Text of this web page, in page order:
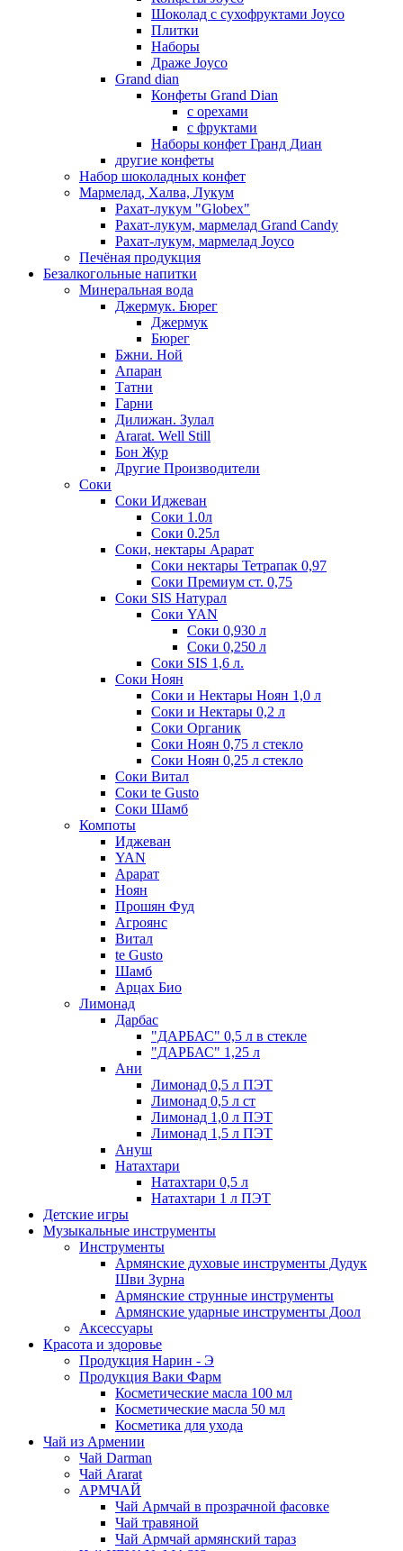
Шоколад с сухофруктами Joyco
Плитки
Наборы
Драже Joyco
Grand dian
Конфеты Grand Dian
с орехами
с фруктами
Наборы конфет Гранд Диан
другие конфеты
Набор шоколадных конфет
Мармелад, Халва, Лукум
Рахат-лукум "Globex"
Рахат-лукум, мармелад Grand Candy
Рахат-лукум, мармелад Joyco
Печёная продукция
Безалкогольные напитки
Минеральная вода
Джермук. Бюрег
Джермук
Бюрег
Бжни. Ной
Апаран
Татни
Гарни
Дилижан. Зулал
Ararat. Well Still
Бон Жур
Другие Производители
Соки
Соки Иджеван
Соки 1.0л
Соки 0.25л
Соки, нектары Арарат
Соки нектары Тетрапак 0,97
Соки Премиум ст. 0,75
Соки SIS Натурал
Соки YAN
Соки 0,930 л
Соки 0,250 л
Соки SIS 1,6 л.
Соки Ноян
Соки и Нектары Ноян 1,0 л
Соки и Нектары 0,2 л
Соки Органик
Соки Ноян 0,75 л стекло
Соки Ноян 0,25 л стекло
Соки Витал
Соки te Gusto
Соки Шамб
Компоты
Иджеван
YAN
Арарат
Ноян
Прошян Фуд
Агроянс
Витал
te Gusto
Шамб
Арцах Био
Лимонад
Дарбас
"ДАРБАС" 0,5 л в стекле
"ДАРБАС" 1,25 л
Ани
Лимонад 0,5 л ПЭТ
Лимонад 0,5 л ст
Лимонад 1,0 л ПЭТ
Лимонад 1,5 л ПЭТ
Ануш
Натахтари
Натахтари 0,5 л
Натахтари 1 л ПЭТ
Детские игры
Музыкальные инструменты
Инструменты
Армянские духовые инструменты Дудук
Шви Зурна
Армянские струнные инструменты
Армянские ударные инструменты Доол
Аксессуары
Красота и здоровье
Продукция Нарин - Э
Продукция Ваки Фарм
Косметические масла 100 мл
Косметические масла 50 мл
Косметика для ухода
Чай из Армении
Чай Darman
Чай Ararat
АРМЧАЙ
Чай Армчай в прозрачной фасовке
Чай травяной
Чай Армчай армянский тараз